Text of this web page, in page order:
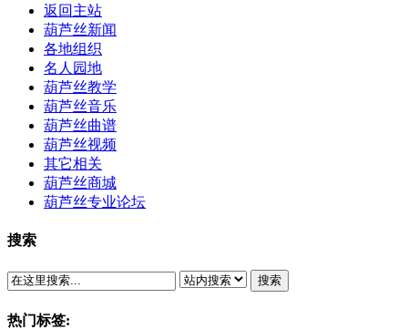
返回主站
葫芦丝新闻
各地组织
名人园地
葫芦丝教学
葫芦丝音乐
葫芦丝曲谱
葫芦丝视频
其它相关
葫芦丝商城
葫芦丝专业论坛
搜索
搜索
热门标签: